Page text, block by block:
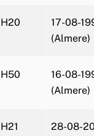
H20
17-08-
(Almere)
H50
16-08-
(Almere)
H21
28-08-